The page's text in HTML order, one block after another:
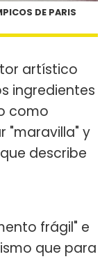
DE PARIS
artístico
ingredientes
como
"maravilla" y
describe
frágil" e
que para